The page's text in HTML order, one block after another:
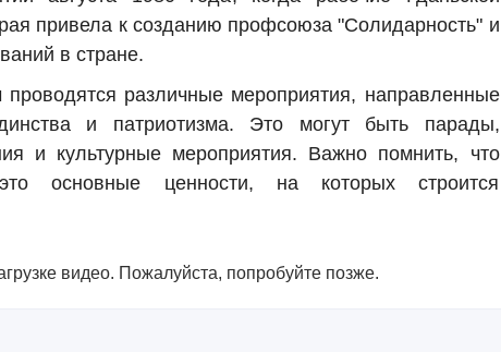
привела к созданию профсоюза "Солидарность" и
в стране.
проводятся различные мероприятия, направленные
и патриотизма. Это могут быть парады,
и культурные мероприятия. Важно помнить, что
основные ценности, на которых строится
видео. Пожалуйста, попробуйте позже.